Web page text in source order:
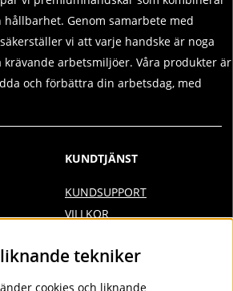
hållbarhet. Genom samarbete med
vi att varje handske är noga
arbetsmiljöer. Våra produkter är
och förbättra din arbetsdag, med
KUNDTJÄNST
KUNDSUPPORT
VILLKOR
DOCtekniker
cookies och liknande